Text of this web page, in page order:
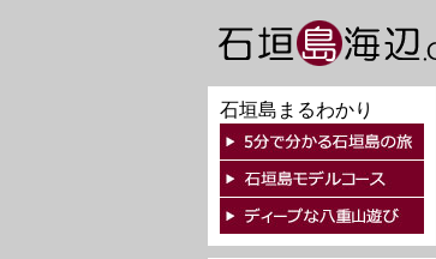
石垣島まるわかり